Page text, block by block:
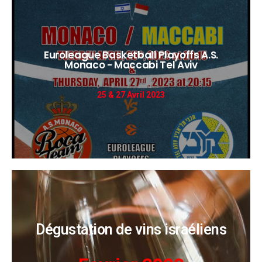
Euroleague Basketball Playoffs A.S.
Monaco - Maccabi Tel Aviv
25 & 27 Avril 2023
DÉCOUVRIR
Dégustation de vins israéliens
DÉCOUVRIR